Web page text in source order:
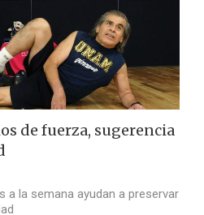
de fuerza, sugerencia
a la semana ayudan a preservar